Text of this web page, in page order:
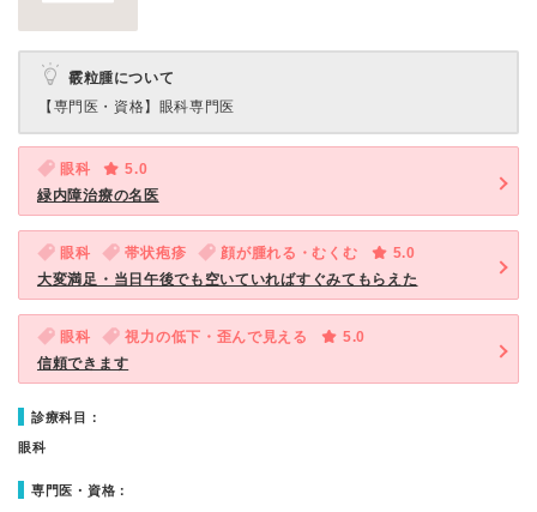
霰粒腫について
【専門医・資格】 眼科専門医
眼科
5.0
緑内障治療の名医
眼科 帯状疱疹 顔が腫れる・むくむ
5.0
大変満足・当日午後でも空いていればすぐみてもらえた
眼科 視力の低下・歪んで見える
5.0
信頼できます
診療科目：
眼科
専門医・資格：